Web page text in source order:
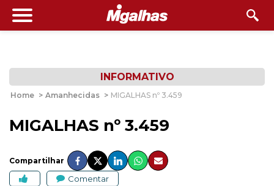
INFORMATIVO
Home > Amanhecidas > MIGALHAS nº 3.459
MIGALHAS nº 3.459
Compartilhar
Comentar